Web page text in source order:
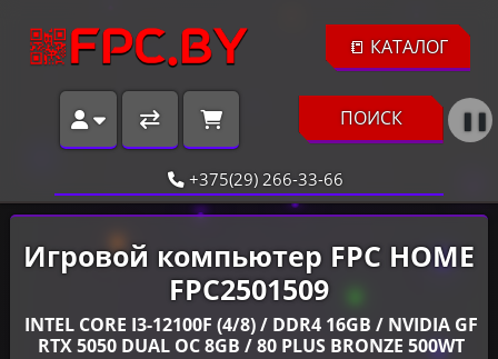
📒 КАТАЛОГ
ПОИСК ❚❚
+375(29) 266-33-66
Игровой компьютер FPC HOME
FPC2501509
INTEL CORE I3-12100F (4/8) / DDR4 16GB / NVIDIA GF
RTX 5050 DUAL OC 8GB / 80 PLUS BRONZE 500WT